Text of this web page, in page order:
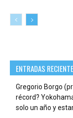
ENTRADAS
Gregorio Borgo
récord?
solo un año y